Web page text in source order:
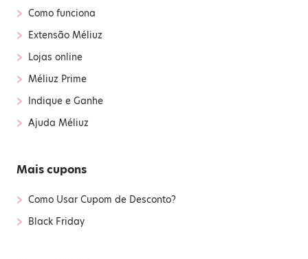
› Como funciona
› Extensão Méliuz
› Lojas online
› Méliuz Prime
› Indique e Ganhe
› Ajuda Méliuz
Mais cupons
› Como Usar Cupom de Desconto?
› Black Friday